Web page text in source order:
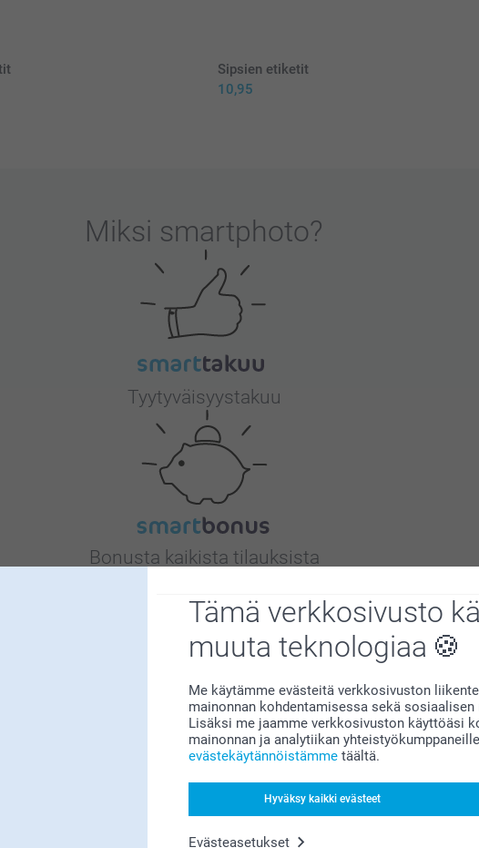
Tämä verkkosivusto
muuta teknologiaa
Me käytämme evästeitä verkkosivuston
mainonnan kohdentamisessa sekä
Lisäksi me jaamme verkkosivuston käyttöäsi
mainonnan ja analytiikan
evästekäytännöistämme täältä.
Hyväksy kaikki evästeet
Evästeasetukset
Sipsien etiketit
10,95
Miksi smartphoto?
Tyytyväisyystakuu
Bonusta kaikista tilauksista
Etsitkö inspiraatiota?